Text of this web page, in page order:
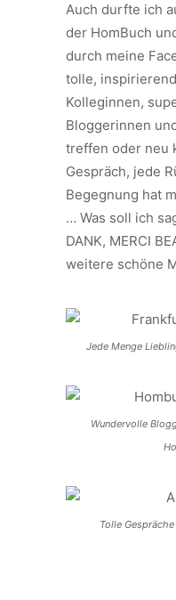
Auch durfte ich
der HomBuch
durch meine
tolle,
Kolleginnen,
Bloggerinnen
treffen oder neu
Gespräch, jede
Begegnung hat
… Was soll ich
DANK, MERCI
weitere schöne
Jede Menge
Wundervolle
Tolle